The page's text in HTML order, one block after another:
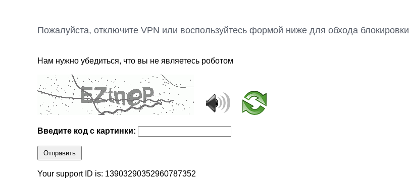
Пожалуйста, отключите VPN или воспользуйтесь формой ниже для обхода блокировки
Нам нужно убедиться, что вы не являетесь роботом
Введите код с картинки:
Отправить
Your support ID is: 13903290352960787352